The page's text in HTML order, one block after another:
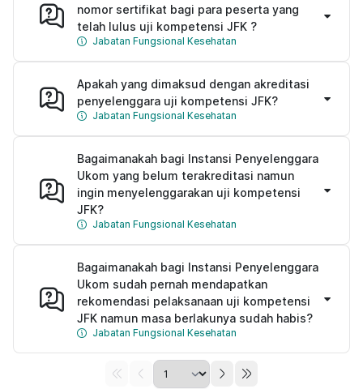
nomor sertifikat bagi para peserta yang
telah lulus uji kompetensi JFK ?
Jabatan Fungsional Kesehatan
Apakah yang dimaksud dengan akreditasi
penyelenggara uji kompetensi JFK?
Jabatan Fungsional Kesehatan
Bagaimanakah bagi Instansi Penyelenggara
Ukom yang belum terakreditasi namun
ingin menyelenggarakan uji kompetensi
JFK?
Jabatan Fungsional Kesehatan
Bagaimanakah bagi Instansi Penyelenggara
Ukom sudah pernah mendapatkan
rekomendasi pelaksanaan uji kompetensi
JFK namun masa berlakunya sudah habis?
Jabatan Fungsional Kesehatan